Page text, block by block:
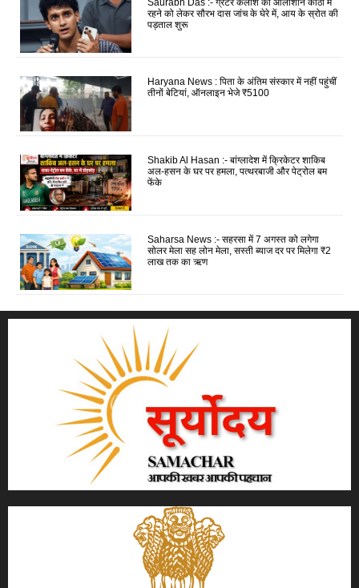
Saurabh Das :- ग्रेटर कैलाश की आलीशान कोठी में
रहने को लेकर सौरभ दास जांच के घेरे में, आय के स्रोत की
पड़ताल शुरू
Haryana News : पिता के अंतिम संस्कार में नहीं पहुंचीं
तीनों बेटियां, ऑनलाइन भेजे ₹5100
Shakib Al Hasan :- बांग्लादेश में क्रिकेटर शाकिब
अल-हसन के घर पर हमला, पत्थरबाजी और पेट्रोल बम
फेंके
Saharsa News :- सहरसा में 7 अगस्त को लगेगा
सोलर मेला सह लोन मेला, सस्ती ब्याज दर पर मिलेगा ₹2
लाख तक का ऋण